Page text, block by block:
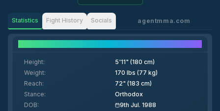
Statistics Fight History Socials agentmma.com
Height:
5'11" (180 cm)
Weight:
170 lbs (77 kg)
Reach:
72" (183 cm)
Stance:
Orthodox
DOB:
9th Jul. 1988